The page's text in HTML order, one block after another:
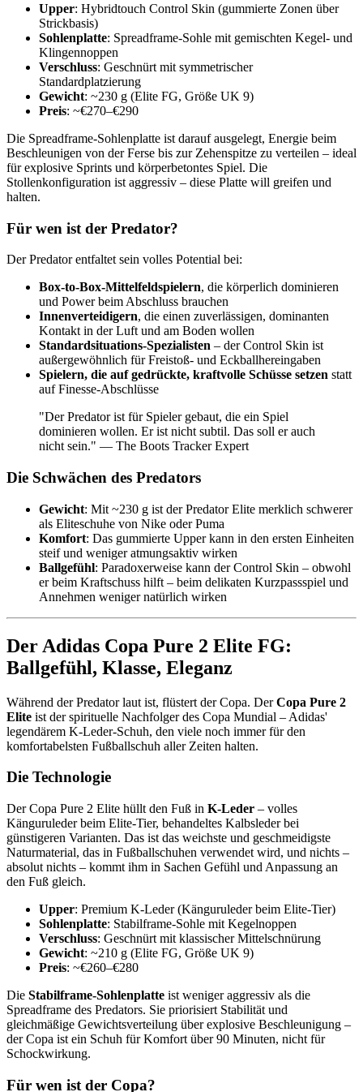
Upper: Hybridtouch Control Skin (gummierte Zonen über
Strickbasis)
Sohlenplatte: Spreadframe-Sohle mit gemischten Kegel- und
Klingennoppen
Verschluss: Geschnürt mit symmetrischer
Standardplatzierung
Gewicht: ~230 g (Elite FG, Größe UK 9)
Preis: ~€270–€290
Die Spreadframe-Sohlenplatte ist darauf ausgelegt, Energie beim
Beschleunigen von der Ferse bis zur Zehenspitze zu verteilen – ideal
für explosive Sprints und körperbetontes Spiel. Die
Stollenkonfiguration ist aggressiv – diese Platte will greifen und
halten.
Für wen ist der Predator?
Der Predator entfaltet sein volles Potential bei:
Box-to-Box-Mittelfeldspielern, die körperlich dominieren
und Power beim Abschluss brauchen
Innenverteidigern, die einen zuverlässigen, dominanten
Kontakt in der Luft und am Boden wollen
Standardsituations-Spezialisten – der Control Skin ist
außergewöhnlich für Freistoß- und Eckballhereingaben
Spielern, die auf gedrückte, kraftvolle Schüsse setzen statt
auf Finesse-Abschlüsse
"Der Predator ist für Spieler gebaut, die ein Spiel
dominieren wollen. Er ist nicht subtil. Das soll er auch
nicht sein." — The Boots Tracker Expert
Die Schwächen des Predators
Gewicht: Mit ~230 g ist der Predator Elite merklich schwerer
als Eliteschuhe von Nike oder Puma
Komfort: Das gummierte Upper kann in den ersten Einheiten
steif und weniger atmungsaktiv wirken
Ballgefühl: Paradoxerweise kann der Control Skin – obwohl
er beim Kraftschuss hilft – beim delikaten Kurzpassspiel und
Annehmen weniger natürlich wirken
Der Adidas Copa Pure 2 Elite FG:
Ballgefühl, Klasse, Eleganz
Während der Predator laut ist, flüstert der Copa. DerCopa Pure 2
Elite ist der spirituelle Nachfolger des Copa Mundial – Adidas'
legendärem K-Leder-Schuh, den viele noch immer für den
komfortabelsten Fußballschuh aller Zeiten halten.
Die Technologie
Der Copa Pure 2 Elite hüllt den Fuß in K-Leder – volles
Känguruleder beim Elite-Tier, behandeltes Kalbsleder bei
günstigeren Varianten. Das ist das weichste und geschmeidigste
Naturmaterial, das in Fußballschuhen verwendet wird, und nichts –
absolut nichts – kommt ihm in Sachen Gefühl und Anpassung an
den Fuß gleich.
Upper: Premium K-Leder (Känguruleder beim Elite-Tier)
Sohlenplatte: Stabilframe-Sohle mit Kegelnoppen
Verschluss: Geschnürt mit klassischer Mittelschnürung
Gewicht: ~210 g (Elite FG, Größe UK 9)
Preis: ~€260–€280
Die Stabilframe-Sohlenplatte ist weniger aggressiv als die
Spreadframe des Predators. Sie priorisiert Stabilität und
gleichmäßige Gewichtsverteilung über explosive Beschleunigung –
der Copa ist ein Schuh für Komfort über 90 Minuten, nicht für
Schockwirkung.
Für wen ist der Copa?